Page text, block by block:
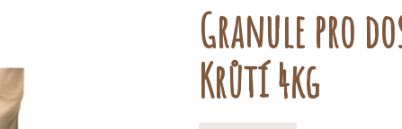
Granule pro
Krůtí 4kg